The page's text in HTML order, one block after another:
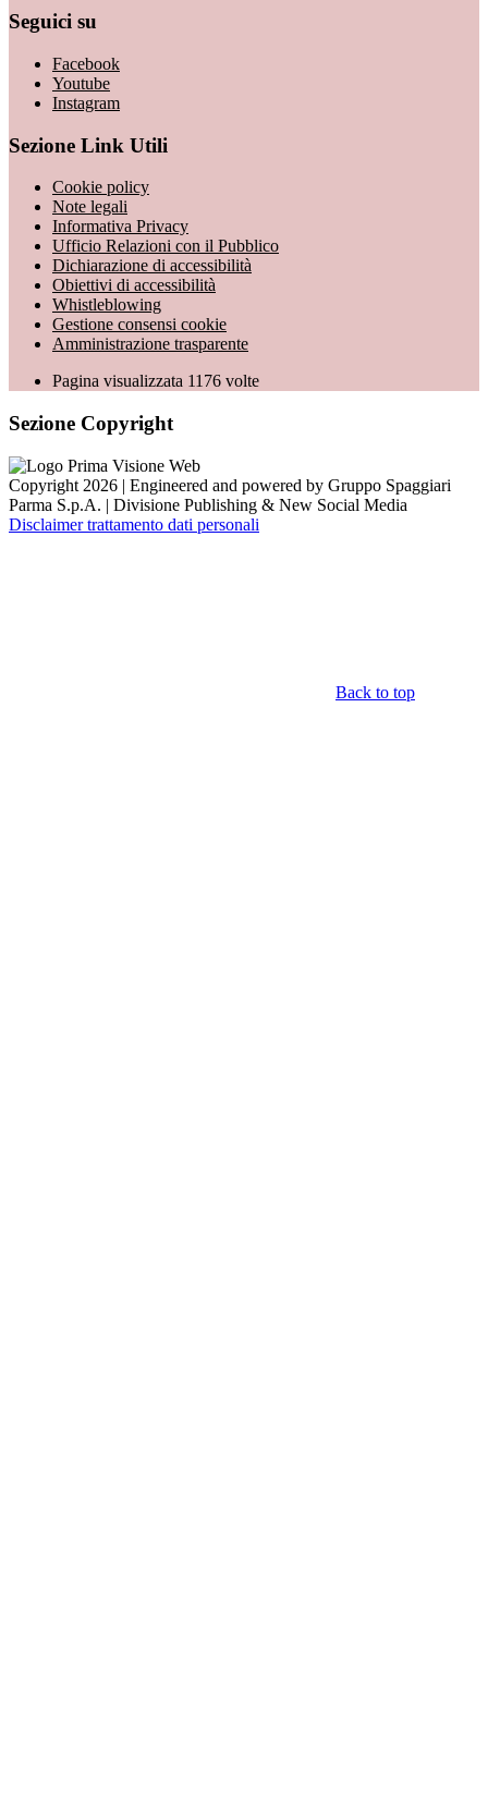
Seguici su
Facebook
Youtube
Instagram
Sezione Link Utili
Cookie policy
Note legali
Informativa Privacy
Ufficio Relazioni con il Pubblico
Dichiarazione di accessibilità
Obiettivi di accessibilità
Whistleblowing
Gestione consensi cookie
Amministrazione trasparente
Pagina visualizzata 1176 volte
Sezione Copyright
Copyright 2026 | Engineered and powered by Gruppo Spaggiari
Parma S.p.A. | Divisione Publishing & New Social Media
Disclaimer trattamento dati personali
Back to top